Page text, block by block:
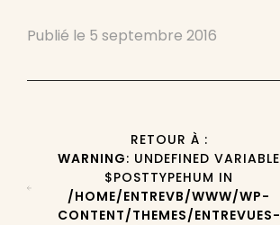
Publié le 5 septembre 2016
RETOUR À :
WARNING: UNDEFINED VARIABLE
$POSTTYPEHUM IN
/HOME/ENTREVB/WWW/WP-
CONTENT/THEMES/ENTREVUES-